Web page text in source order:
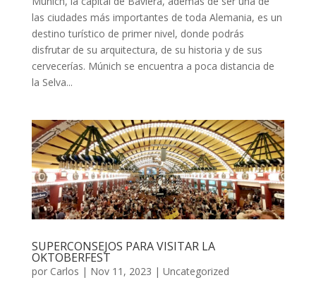
las ciudades más importantes de toda Alemania, es un
destino turístico de primer nivel, donde podrás
disfrutar de su arquitectura, de su historia y de sus
cervecerías. Múnich se encuentra a poca distancia de
la Selva...
SUPERCONSEJOS PARA VISITAR LA
OKTOBERFEST
por Carlos | Nov 11, 2023 | Uncategorized